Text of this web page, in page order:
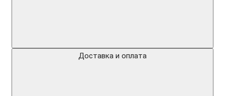
Доставка и оплата